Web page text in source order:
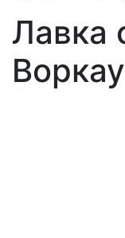
Лавка